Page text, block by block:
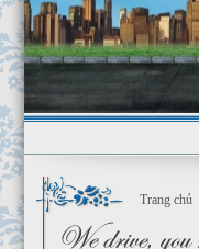
Trang chủ